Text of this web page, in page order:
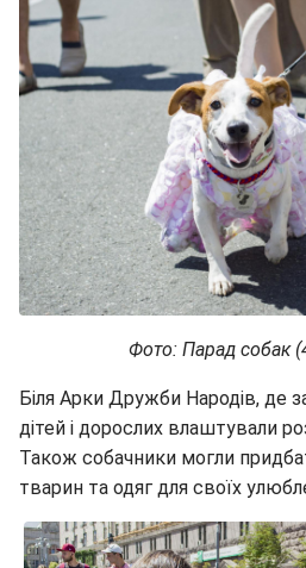
Фото: Парад собак
Біля Арки Дружби Народів, де
дітей і дорослих влаштували
Також собачники могли
тварин та одяг для своїх